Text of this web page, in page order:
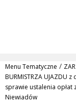
Menu Tematyczne /
BURMISTRZA UJAZDU
sprawie ustalenia opłat
Niewiadów